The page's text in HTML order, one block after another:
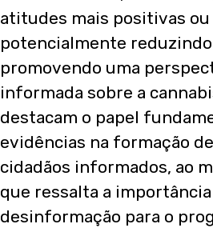
atitudes mais positivas
potencialmente
promovendo uma
informada sobre a
destacam o papel
evidências na formação
cidadãos informados, ao
que ressalta a
desinformação para o